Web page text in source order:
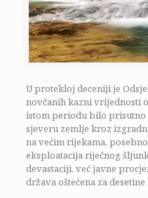
U protekloj deceniji je
novčanih kazni vrijednosti
istom periodu bilo prisutno
sjeveru zemlje kroz
na većim rijekama,
eksploatacija riječnog
devastaciji, već javne
država oštećena za